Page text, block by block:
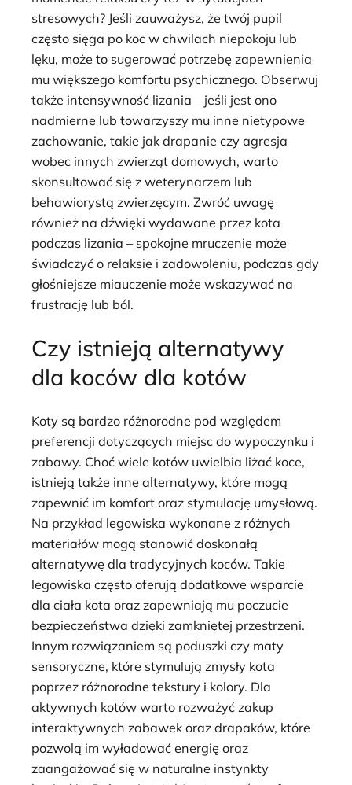
stresowych? Jeśli zauważysz, że twój pupil
często sięga po koc w chwilach niepokoju lub
lęku, może to sugerować potrzebę zapewnienia
mu większego komfortu psychicznego. Obserwuj
także intensywność lizania – jeśli jest ono
nadmierne lub towarzyszy mu inne nietypowe
zachowanie, takie jak drapanie czy agresja
wobec innych zwierząt domowych, warto
skonsultować się z weterynarzem lub
behawiorystą zwierzęcym. Zwróć uwagę
również na dźwięki wydawane przez kota
podczas lizania – spokojne mruczenie może
świadczyć o relaksie i zadowoleniu, podczas gdy
głośniejsze miauczenie może wskazywać na
frustrację lub ból.
Czy istnieją alternatywy
dla koców dla kotów
Koty są bardzo różnorodne pod względem
preferencji dotyczących miejsc do wypoczynku i
zabawy. Choć wiele kotów uwielbia liżać koce,
istnieją także inne alternatywy, które mogą
zapewnić im komfort oraz stymulację umysłową.
Na przykład legowiska wykonane z różnych
materiałów mogą stanowić doskonałą
alternatywę dla tradycyjnych koców. Takie
legowiska często oferują dodatkowe wsparcie
dla ciała kota oraz zapewniają mu poczucie
bezpieczeństwa dzięki zamkniętej przestrzeni.
Innym rozwiązaniem są poduszki czy maty
sensoryczne, które stymulują zmysły kota
poprzez różnorodne tekstury i kolory. Dla
aktywnych kotów warto rozważyć zakup
interaktywnych zabawek oraz drapaków, które
pozwolą im wyładować energię oraz
zaangażować się w naturalne instynkty